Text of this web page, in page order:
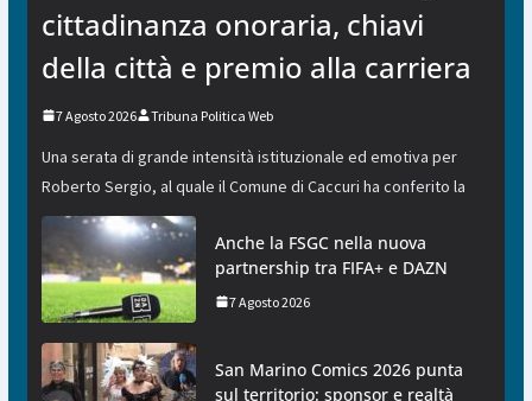
cittadinanza onoraria, chiavi
della città e premio alla carriera
7 Agosto 2026 Tribuna Politica Web
Una serata di grande intensità istituzionale ed emotiva per
Roberto Sergio, al quale il Comune di Caccuri ha conferito la
Anche la FSGC nella nuova
partnership tra FIFA+ e DAZN
7 Agosto 2026
San Marino Comics 2026 punta
sul territorio: sponsor e realtà